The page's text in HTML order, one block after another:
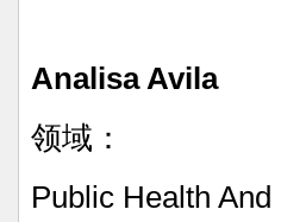
AnalisaAvila
领域：
Public Health And